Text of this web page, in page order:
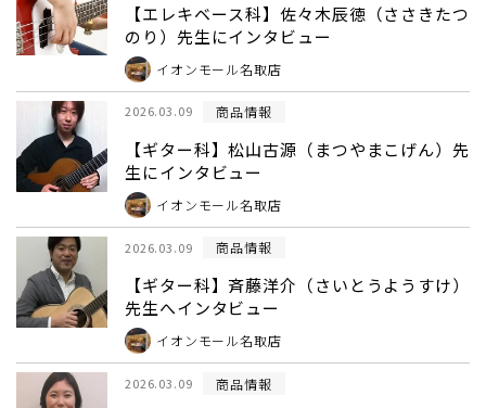
【エレキベース科】佐々木辰徳（ささきたつ
のり）先生にインタビュー
イオンモール名取店
2026.03.09 商品情報
【ギター科】松山古源（まつやまこげん）先
生にインタビュー
イオンモール名取店
2026.03.09 商品情報
【ギター科】斉藤洋介（さいとうようすけ）
先生へインタビュー
イオンモール名取店
2026.03.09 商品情報